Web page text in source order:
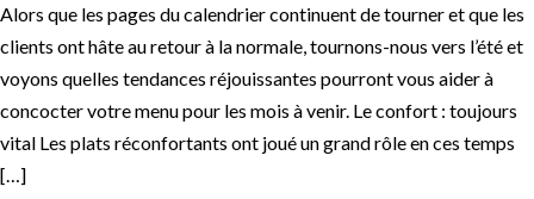
Alors que les pages du calendrier continuent de tourner et que les
clients ont hâte au retour à la normale, tournons-nous vers l’été et
voyons quelles tendances réjouissantes pourront vous aider à
concocter votre menu pour les mois à venir. Le confort : toujours
vital Les plats réconfortants ont joué un grand rôle en ces temps
[…]